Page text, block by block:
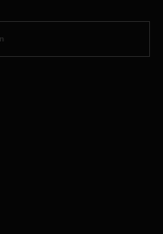
Lkw. Für Matthias
sich anderweitig
für ein kleines